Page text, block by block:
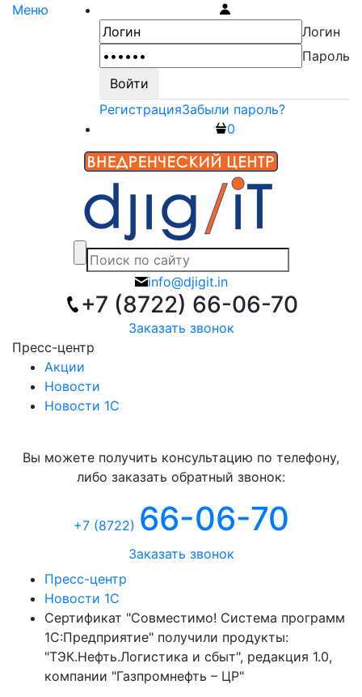
Меню
Логин
Пароль
РегистрацияЗабыли пароль?
0
info@djigit.in
+7 (8722) 66-06-70
Заказать звонок
Пресс-центр
Акции
Новости
Новости 1С
Вы можете получить консультацию по телефону,
либо заказать обратный звонок:
+7 (8722) 66-06-70
Заказать звонок
Пресс-центр
Новости 1С
Сертификат "Совместимо! Система программ
1С:Предприятие" получили продукты:
"ТЭК.Нефть.Логистика и сбыт", редакция 1.0,
компании "Газпромнефть – ЦР"